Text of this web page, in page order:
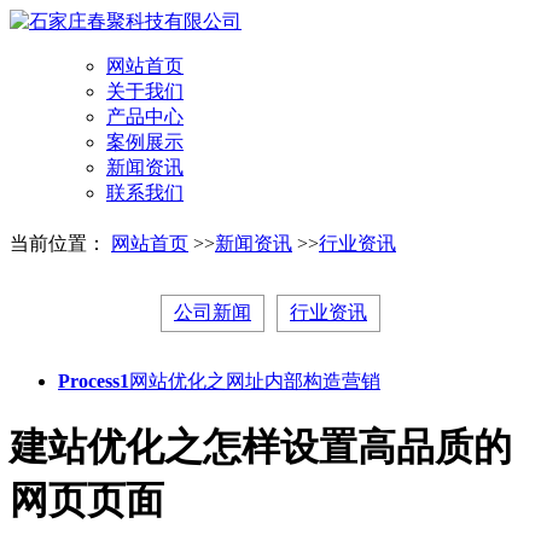
网站首页
关于我们
产品中心
案例展示
新闻资讯
联系我们
当前位置： 网站首页 >>新闻资讯 >>行业资讯
公司新闻 行业资讯
Process1 网站优化之网址内部构造营销
建站优化之怎样设置高品质的
网页页面